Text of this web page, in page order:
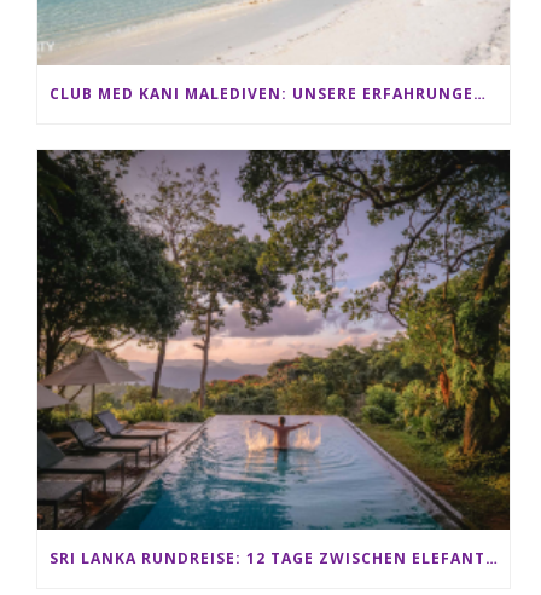
CLUB MED KANI MALEDIVEN: UNSERE ERFAHRUNGEN IM ALL-INCLUSIVE PARADIES
SRI LANKA RUNDREISE: 12 TAGE ZWISCHEN ELEFANTEN, TEEPLANTAGEN & STRAND ALS FAMILIE